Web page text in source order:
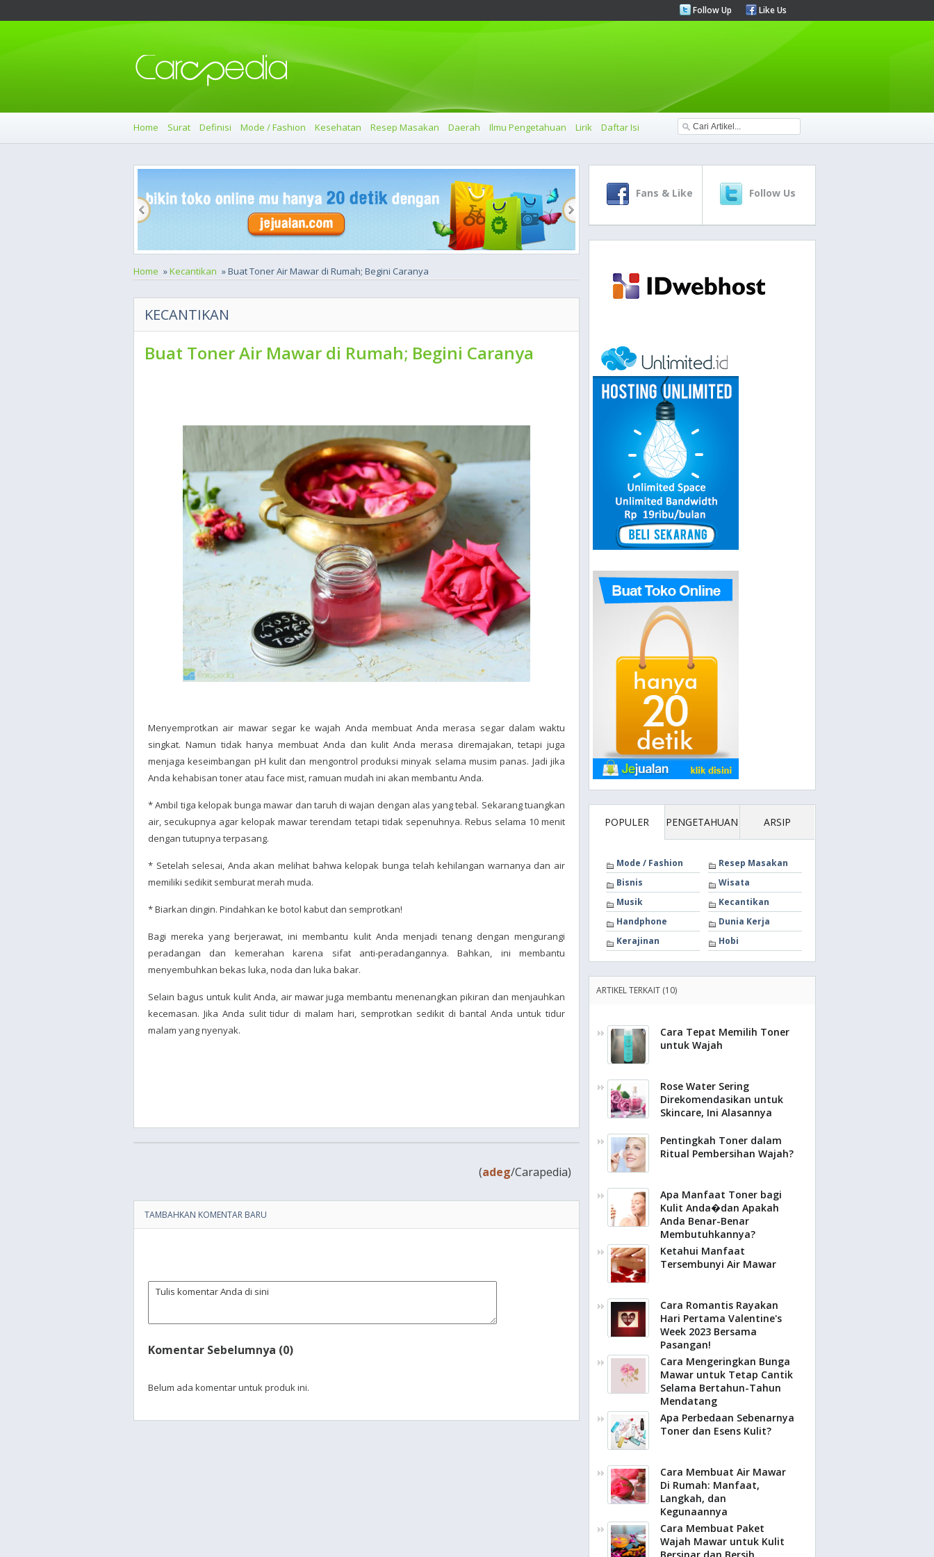
Follow Up Like Us
Home Surat Definisi Mode / Fashion Kesehatan Resep Masakan Daerah Ilmu Pengetahuan Lirik Daftar Isi
Home »Kecantikan » Buat Toner Air Mawar di Rumah; Begini Caranya
KECANTIKAN
Buat Toner Air Mawar di Rumah; Begini Caranya
Menyemprotkan air mawar segar ke wajah Anda membuat Anda merasa segar dalam waktu
singkat. Namun tidak hanya membuat Anda dan kulit Anda merasa diremajakan, tetapi juga
menjaga keseimbangan pH kulit dan mengontrol produksi minyak selama musim panas. Jadi jika
Anda kehabisan toner atau face mist, ramuan mudah ini akan membantu Anda.
* Ambil tiga kelopak bunga mawar dan taruh di wajan dengan alas yang tebal. Sekarang tuangkan
air, secukupnya agar kelopak mawar terendam tetapi tidak sepenuhnya. Rebus selama 10 menit
dengan tutupnya terpasang.
* Setelah selesai, Anda akan melihat bahwa kelopak bunga telah kehilangan warnanya dan air
memiliki sedikit semburat merah muda.
* Biarkan dingin. Pindahkan ke botol kabut dan semprotkan!
Bagi mereka yang berjerawat, ini membantu kulit Anda menjadi tenang dengan mengurangi
peradangan dan kemerahan karena sifat anti-peradangannya. Bahkan, ini membantu
menyembuhkan bekas luka, noda dan luka bakar.
Selain bagus untuk kulit Anda, air mawar juga membantu menenangkan pikiran dan menjauhkan
kecemasan. Jika Anda sulit tidur di malam hari, semprotkan sedikit di bantal Anda untuk tidur
malam yang nyenyak.
(adeg/Carapedia)
TAMBAHKAN KOMENTAR BARU
Komentar Sebelumnya (0)
Belum ada komentar untuk produk ini.
Fans & Like Follow Us
POPULER PENGETAHUAN ARSIP
Mode / Fashion
Resep Masakan
Bisnis
Wisata
Musik
Kecantikan
Handphone
Dunia Kerja
Kerajinan
Hobi
ARTIKEL TERKAIT (10)
Cara Tepat Memilih Toner
untuk Wajah
Rose Water Sering
Direkomendasikan untuk
Skincare, Ini Alasannya
Pentingkah Toner dalam
Ritual Pembersihan Wajah?
Apa Manfaat Toner bagi
Kulit Anda�dan Apakah
Anda Benar-Benar
Membutuhkannya?
Ketahui Manfaat
Tersembunyi Air Mawar
Cara Romantis Rayakan
Hari Pertama Valentine's
Week 2023 Bersama
Pasangan!
Cara Mengeringkan Bunga
Mawar untuk Tetap Cantik
Selama Bertahun-Tahun
Mendatang
Apa Perbedaan Sebenarnya
Toner dan Esens Kulit?
Cara Membuat Air Mawar
Di Rumah: Manfaat,
Langkah, dan
Kegunaannya
Cara Membuat Paket
Wajah Mawar untuk Kulit